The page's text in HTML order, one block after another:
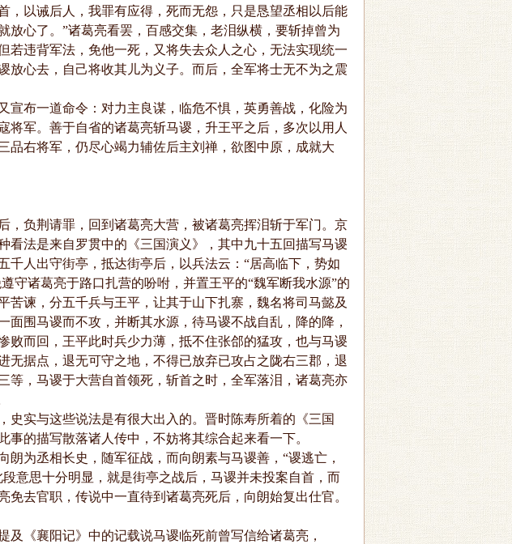
，以诫后人，我罪有应得，死而无怨，只是恳望丞相以后能
放心了。”诸葛亮看罢，百感交集，老泪纵横，要斩掉曾为
若违背军法，免他一死，又将失去众人之心，无法实现统一
放心去，自己将收其儿为义子。而后，全军将士无不为之震
布一道命令：对力主良谋，临危不惧，英勇善战，化险为
将军。善于自省的诸葛亮斩马谡，升王平之后，多次以用人
品右将军，仍尽心竭力辅佐后主刘禅，欲图中原，成就大
负荆请罪，回到诸葛亮大营，被诸葛亮挥泪斩于军门。京
看法是来自罗贯中的《三国演义》，其中九十五回描写马谡
千人出守街亭，抵达街亭后，以兵法云：“居高临下，势如
守诸葛亮于路口扎营的吩咐，并置王平的“魏军断我水源”的
苦谏，分五千兵与王平，让其于山下扎寨，魏名将司马懿及
面围马谡而不攻，并断其水源，待马谡不战自乱，降的降，
败而回，王平此时兵少力薄，抵不住张郃的猛攻，也与马谡
无据点，退无可守之地，不得已放弃已攻占之陇右三郡，退
等，马谡于大营自首领死，斩首之时，全军落泪，诸葛亮亦
实与这些说法是有很大出入的。晋时陈寿所着的《三国
的描写散落诸人传中，不妨将其综合起来看一下。
为丞相长史，随军征战，而向朗素与马谡善，“谡逃亡，
意思十分明显，就是街亭之战后，马谡并未投案自首，而
免去官职，传说中一直待到诸葛亮死后，向朗始复出仕官。
《襄阳记》中的记载说马谡临死前曾写信给诸葛亮，